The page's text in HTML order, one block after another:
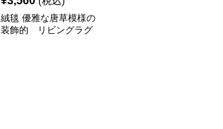
絨毯 優雅な唐草模様の
装飾的 リビングラグ